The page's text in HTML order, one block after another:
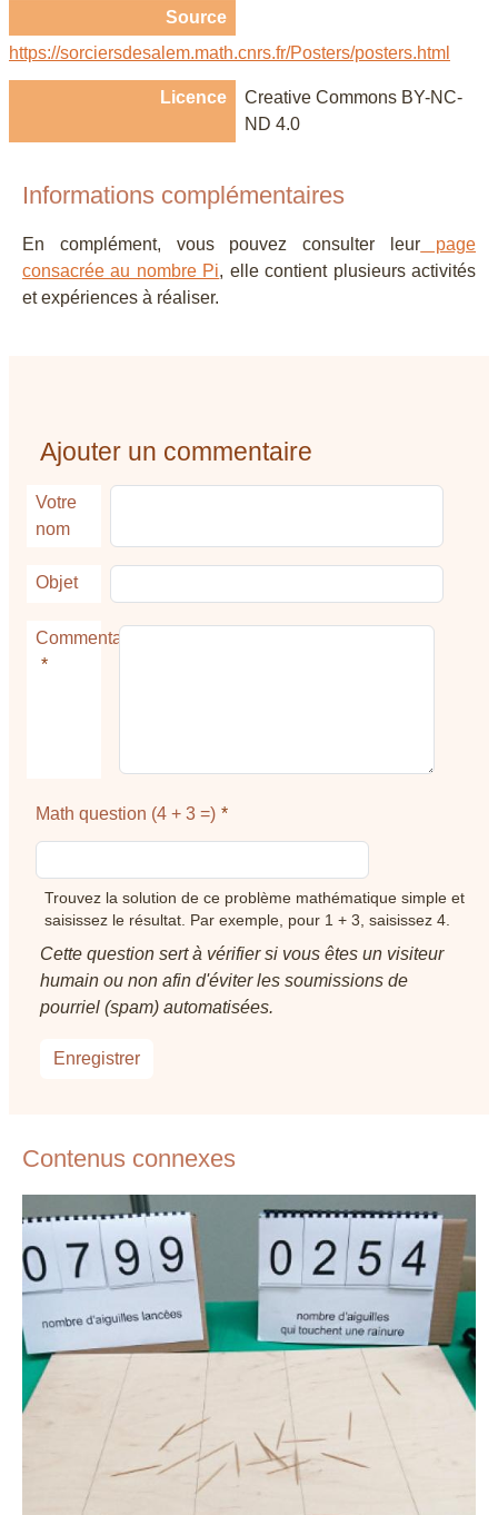
Source
https://sorciersdesalem.math.cnrs.fr/Posters/posters.html
Licence
Creative Commons BY-NC-
ND 4.0
Informations complémentaires
En complément, vous pouvez consulter leur page
consacrée au nombre Pi, elle contient plusieurs activités
et expériences à réaliser.
Ajouter un commentaire
Votre
nom
Objet
Commentaire
Math question (4 + 3 =)
Trouvez la solution de ce problème mathématique simple et
saisissez le résultat. Par exemple, pour 1 + 3, saisissez 4.
Cette question sert à vérifier si vous êtes un visiteur
humain ou non afin d'éviter les soumissions de
pourriel (spam) automatisées.
Contenus connexes